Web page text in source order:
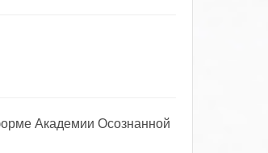
Академии Осознанной